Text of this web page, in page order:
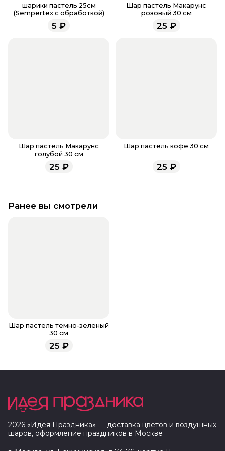
заказа, звоните по номеру телефона 8 (927) 936-71-
86 или напишите WhatsApp +7 937 333-66-53. Наши
менеджеры работают ежедневно с 9.00 до 23.00 и
шарики пастель 25см
(Sempertex с обработкой)
5 ₽
Шар пастель Макарунс
розовый 30 см
25₽
Шар пастель Макарунс
голубой 30 см
25₽
Шар пастель кофе 30 см
25₽
Ранее вы смотрели
Шар пастель темно-зеленый
30 см
25₽
2026 «Идея Праздника» — доставка цветов и воздушных
шаров, оформление праздников в Москве